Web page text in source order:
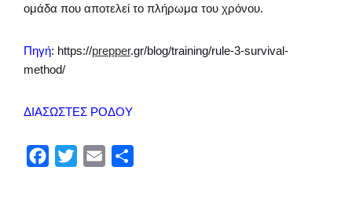
ομάδα που αποτελεί το πλήρωμα του χρόνου.
Πηγή: https://prepper.gr/blog/training/rule-3-survival-
method/
ΔΙΑΣΩΣΤΕΣ ΡΟΔΟΥ